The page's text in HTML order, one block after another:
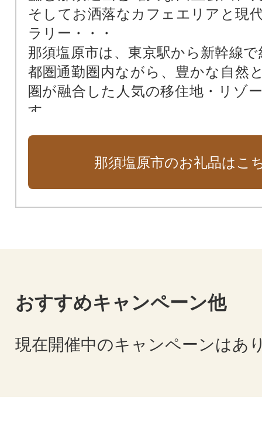
そしてお洒落なカフェエリアと現
ラリー・・・
那須塩原市は、東京駅から新幹線
都圏通勤圏内ながら、豊かな自然
圏が融合した人気の移住地・リゾ
す。
の香りを感じながらの温泉やアー
です。スキー、カヌーなどアクテ
り沢山。那須塩原市をぜひ体感くだ
那須塩原市のお礼品はこ
おすすめキャンペーン他
現在開催中のキャンペーンはあ